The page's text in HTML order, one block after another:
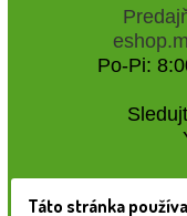
Po-Pi:
Táto stránka